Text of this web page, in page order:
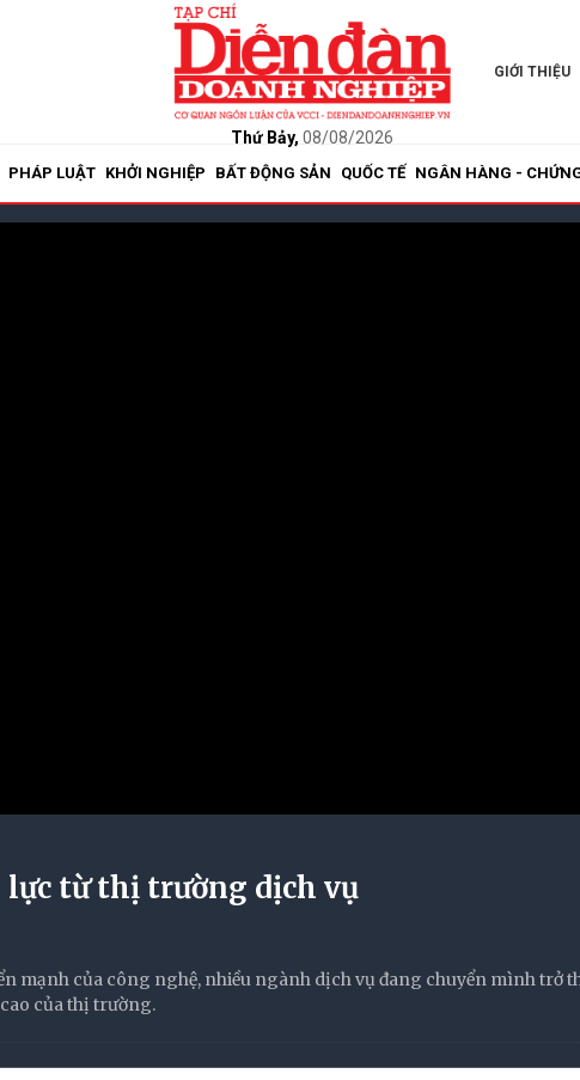
Thứ Bảy, 08/08/2026
GIỚI THIỆU
PHÁP LUẬT KHỞI NGHIỆP BẤT ĐỘNG SẢN QUỐC TẾ NGÂN HÀNG -
lực từ thị trường dịch vụ
mạnh của công nghệ, nhiều ngành dịch vụ đang chuyển mình trở
của thị trường.